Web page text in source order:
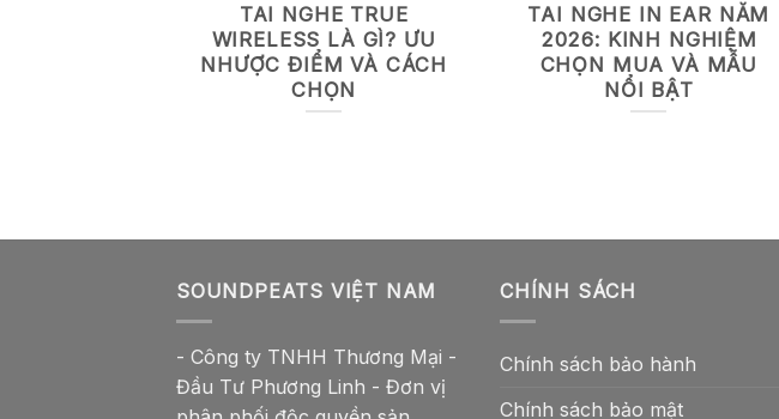
TAI NGHE TRUE
WIRELESS LÀ GÌ? ƯU
NHƯỢC ĐIỂM VÀ CÁCH
CHỌN
TAI NGHE IN EAR NĂM
2026: KINH NGHIỆM
CHỌN MUA VÀ MẪU
NỔI BẬT
SOUNDPEATS VIỆT NAM
- Công ty TNHH Thương Mại -
Đầu Tư Phương Linh - Đơn vị
CHÍNH SÁCH
Chính sách bảo hành
Chính sách bảo mật